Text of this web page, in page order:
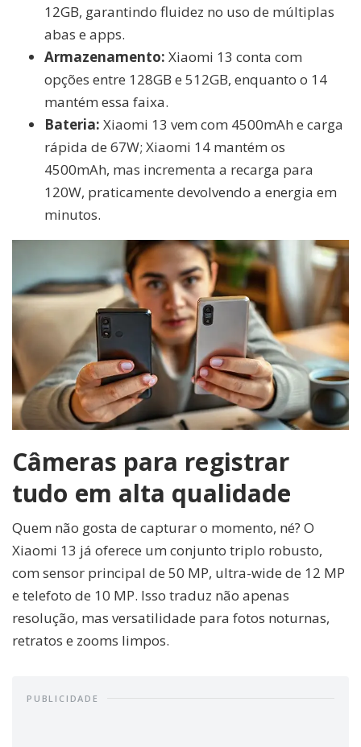
12GB, garantindo fluidez no uso de múltiplas
abas e apps.
Armazenamento: Xiaomi 13 conta com
opções entre 128GB e 512GB, enquanto o 14
mantém essa faixa.
Bateria: Xiaomi 13 vem com 4500mAh e carga
rápida de 67W; Xiaomi 14 mantém os
4500mAh, mas incrementa a recarga para
120W, praticamente devolvendo a energia em
minutos.
Câmeras para registrar
tudo em alta qualidade
Quem não gosta de capturar o momento, né? O
Xiaomi 13 já oferece um conjunto triplo robusto,
com sensor principal de 50 MP, ultra-wide de 12 MP
e telefoto de 10 MP. Isso traduz não apenas
resolução, mas versatilidade para fotos noturnas,
retratos e zooms limpos.
PUBLICIDADE